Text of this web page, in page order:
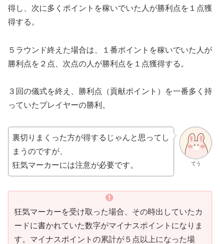
得し、次に多くポイントを稼いでいた人が勝利点を１点獲
得する。
５ラウンド終えた場合は、１番ポイントを稼いでいた人が
勝利点を２点、次点の人が勝利点を１点獲得する。
３回の儀式を終え、勝利点（貢献ポイント）を一番多く持
っていたプレイヤーの勝利。
てう
裏切りまくった方が得するじゃんと思ってし
まうのですが、
狂気マーカーには注意が必要です。
狂気マーカーを受け取った場合、その時出していたカ
ードに書かれていた数字がマイナスポイントになりま
す。マイナスポイントの累計が５点以上になった場